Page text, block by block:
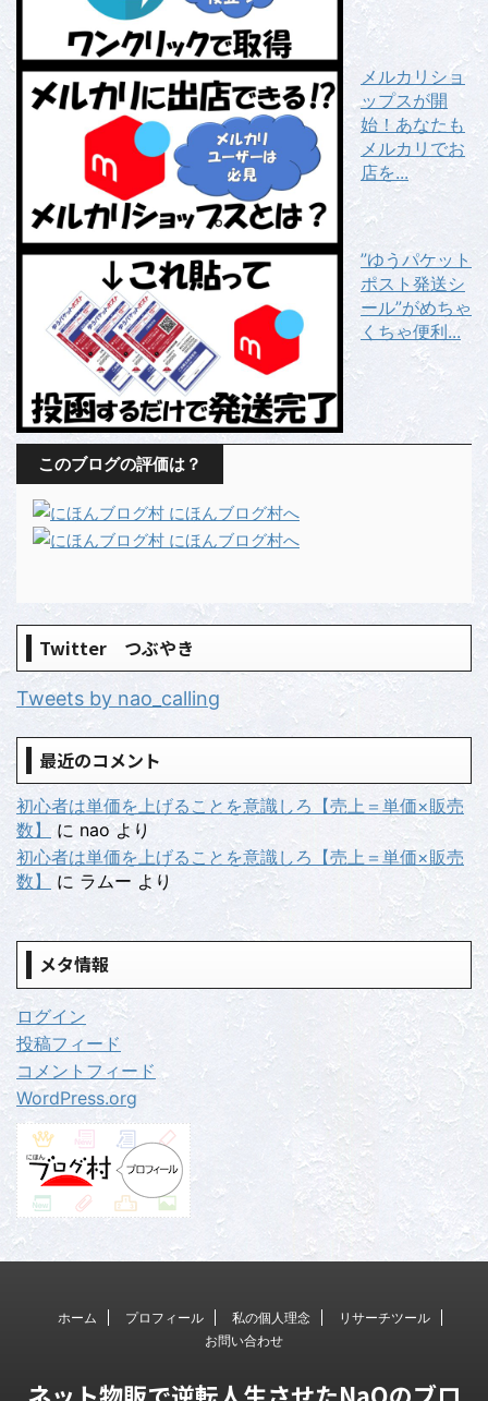
メルカリショ
ップスが開
始！あなたも
メルカリでお
店を...
”ゆうパケット
ポスト発送シ
ール”がめちゃ
くちゃ便利...
このブログの評価は？
Twitter つぶやき
Tweets by nao_calling
最近のコメント
初心者は単価を上げることを意識しろ【売上＝単価×販売
数】
に naoより
初心者は単価を上げることを意識しろ【売上＝単価×販売
数】
に ラムー より
メタ情報
ログイン
投稿フィード
コメントフィード
WordPress.org
ホーム プロフィール 私の個人理念
リサーチツール
お問い合わせ